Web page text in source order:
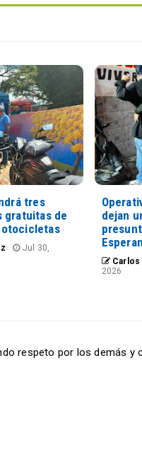
tres
gratuitas de
Jul 30,
dejan
Carlos
2026
respeto por los demás y